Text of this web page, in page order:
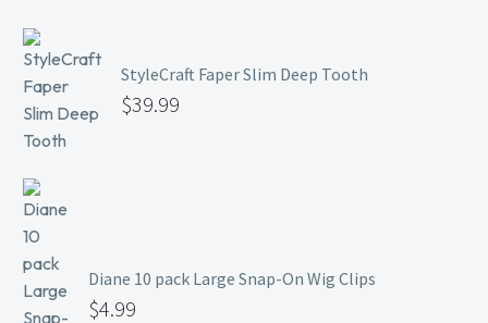
StyleCraft Faper Slim Deep Tooth
$39.99
Diane 10 pack Large Snap-On Wig Clips
$4.99